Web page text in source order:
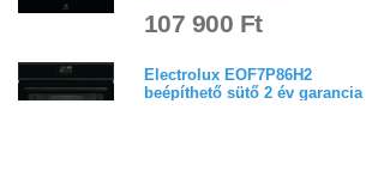
107 900 Ft
Electrolux EOF7P86H2
beépíthető sütő 2 év garancia